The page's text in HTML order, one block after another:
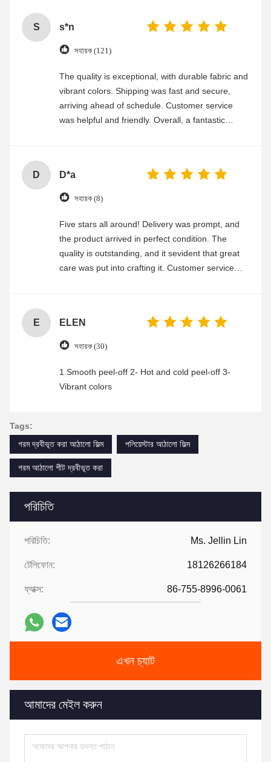
পরিচিতি
পরিচিতি: Ms. Jellin Lin
টেলিফোন: 18126266184
ফ্যাক্স: 86-755-8996-0061
এখন চ্যাট
আমাদের মেইল ​​করুন
S s*n
সহায়ক (121)
The quality is exceptional, with durable fabric and
vibrant colors. Shipping was fast and secure,
arriving ahead of schedule. Customer service
was helpful and friendly. Overall, a fantastic
D D*a
সহায়ক (8)
Five stars all around! Delivery was prompt, and
the product arrived in perfect condition. The
quality is outstanding, and it sevident that great
care was put into crafting it. Customer service
E ELEN
সহায়ক (30)
1.Smooth peel-off 2- Hot and cold peel-off 3-
Vibrant colors
Tags:
গরম দ্রবীভূত করা আঠালো ফিল্ম
পলিয়েস্টার আঠালো ফিল্ম
গরম আঠালো শীট দ্রবীভূত করা